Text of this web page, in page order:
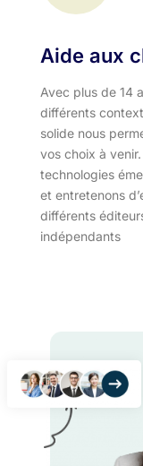
Aide aux
Avec plus de 14
différents
solide nous
vos choix à
technologies
et entretenons
différents
indépendants